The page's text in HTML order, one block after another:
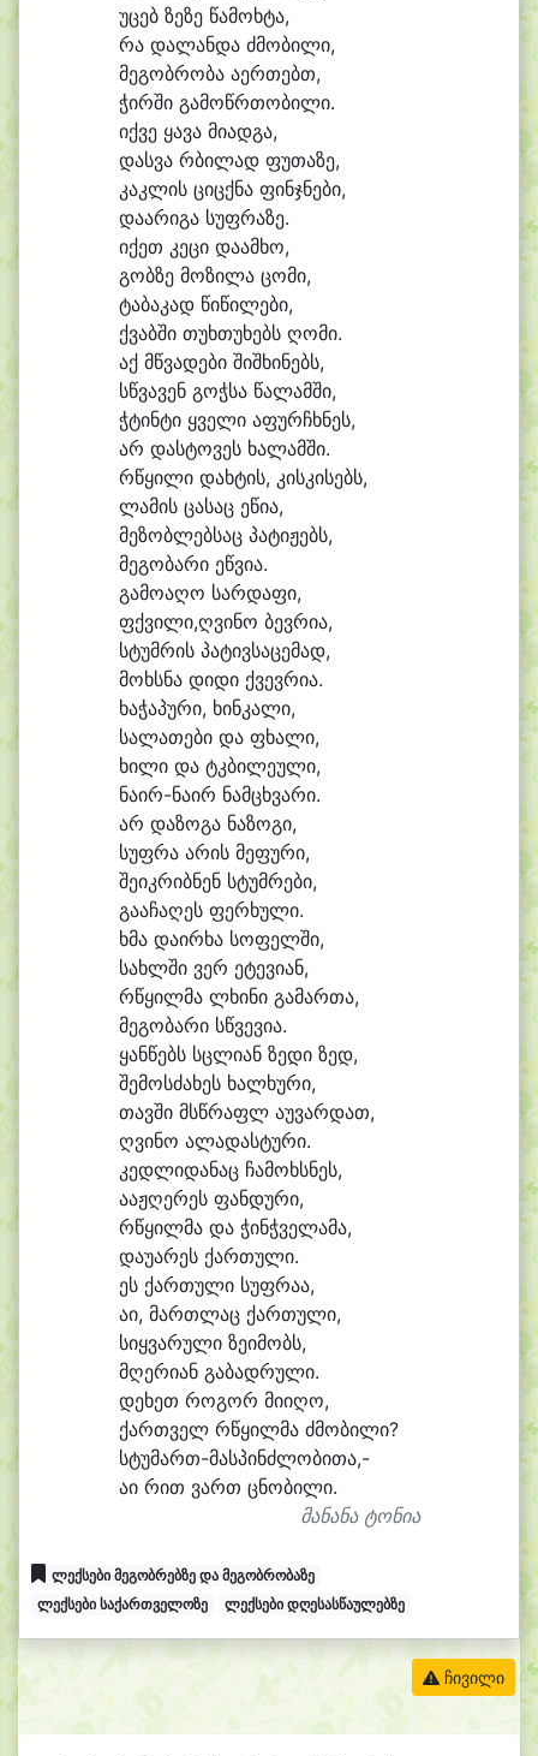
უცებ ზეზე წამოხტა,
რა დალანდა ძმობილი,
მეგობრობა აერთებთ,
ჭირში გამოწრთობილი.
იქვე ყავა მიადგა,
დასვა რბილად ფუთაზე,
კაკლის ციცქნა ფინჯნები,
დაარიგა სუფრაზე.
იქეთ კეცი დაამხო,
გობზე მოზილა ცომი,
ტაბაკად წიწილები,
ქვაბში თუხთუხებს ღომი.
აქ მწვადები შიშხინებს,
სწვავენ გოჭსა წალამში,
ჭტინტი ყველი აფურჩხნეს,
არ დასტოვეს ხალამში.
რწყილი დახტის, კისკისებს,
ლამის ცასაც ეწია,
მეზობლებსაც პატიჟებს,
მეგობარი ეწვია.
გამოაღო სარდაფი,
ფქვილი,ღვინო ბევრია,
სტუმრის პატივსაცემად,
მოხსნა დიდი ქვევრია.
ხაჭაპური, ხინკალი,
სალათები და ფხალი,
ხილი და ტკბილეული,
ნაირ-ნაირ ნამცხვარი.
არ დაზოგა ნაზოგი,
სუფრა არის მეფური,
შეიკრიბნენ სტუმრები,
გააჩაღეს ფერხული.
ხმა დაირხა სოფელში,
სახლში ვერ ეტევიან,
რწყილმა ლხინი გამართა,
მეგობარი სწვევია.
ყანწებს სცლიან ზედი ზედ,
შემოსძახეს ხალხური,
თავში მსწრაფლ აუვარდათ,
ღვინო ალადასტური.
კედლიდანაც ჩამოხსნეს,
ააჟღერეს ფანდური,
რწყილმა და ჭინჭველამა,
დაუარეს ქართული.
ეს ქართული სუფრაა,
აი, მართლაც ქართული,
სიყვარული ზეიმობს,
მღერიან გაბადრული.
დეხეთ როგორ მიიღო,
ქართველ რწყილმა ძმობილი?
სტუმართ-მასპინძლობითა,-
აი რით ვართ ცნობილი.
მანანა ტონია
ლექსები მეგობრებზე და მეგობრობაზე
ლექსები საქართველოზე
ლექსები დღესასწაულებზე
ჩივილი